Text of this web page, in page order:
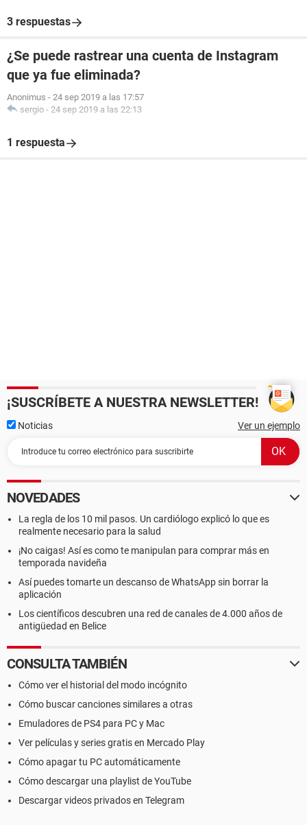
3 respuestas
¿Se puede rastrear una cuenta de Instagram
que ya fue eliminada?
Anonimus - 24 sep 2019 a las 17:57
sergio - 24 sep 2019 a las 22:13
1 respuesta
¡SUSCRÍBETE A NUESTRA NEWSLETTER!
Noticias Ver un ejemplo
NOVEDADES
La regla de los 10 mil pasos. Un cardiólogo explicó lo que es
realmente necesario para la salud
¡No caigas! Así es como te manipulan para comprar más en
temporada navideña
Así puedes tomarte un descanso de WhatsApp sin borrar la
aplicación
Los científicos descubren una red de canales de 4.000 años de
antigüedad en Belice
CONSULTA TAMBIÉN
Cómo ver el historial del modo incógnito
Cómo buscar canciones similares a otras
Emuladores de PS4 para PC y Mac
Ver películas y series gratis en Mercado Play
Cómo apagar tu PC automáticamente
Cómo descargar una playlist de YouTube
Descargar videos privados en Telegram